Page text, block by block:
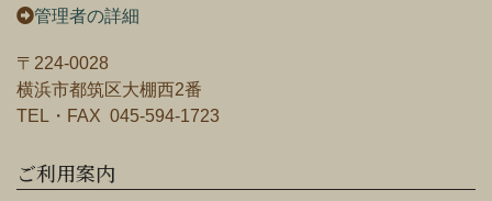
管理者の詳細
〒224-0028
横浜市都筑区大棚西2番
TEL・FAX 045-594-1723
ご利用案内